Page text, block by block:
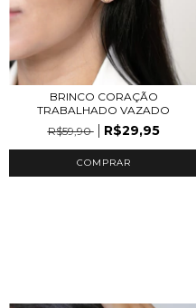
BRINCO CORAÇÃO
TRABALHADO VAZADO
R$59,90
R$29,95